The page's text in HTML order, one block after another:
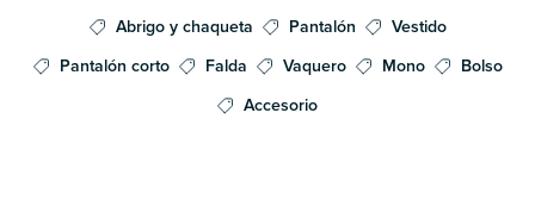
Abrigo y chaqueta
Pantalón
Vestido
Pantalón corto
Falda Vaquero Mono
Bolso
Accesorio